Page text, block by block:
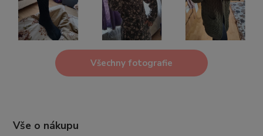
Všechny fotografie
Vše o nákupu